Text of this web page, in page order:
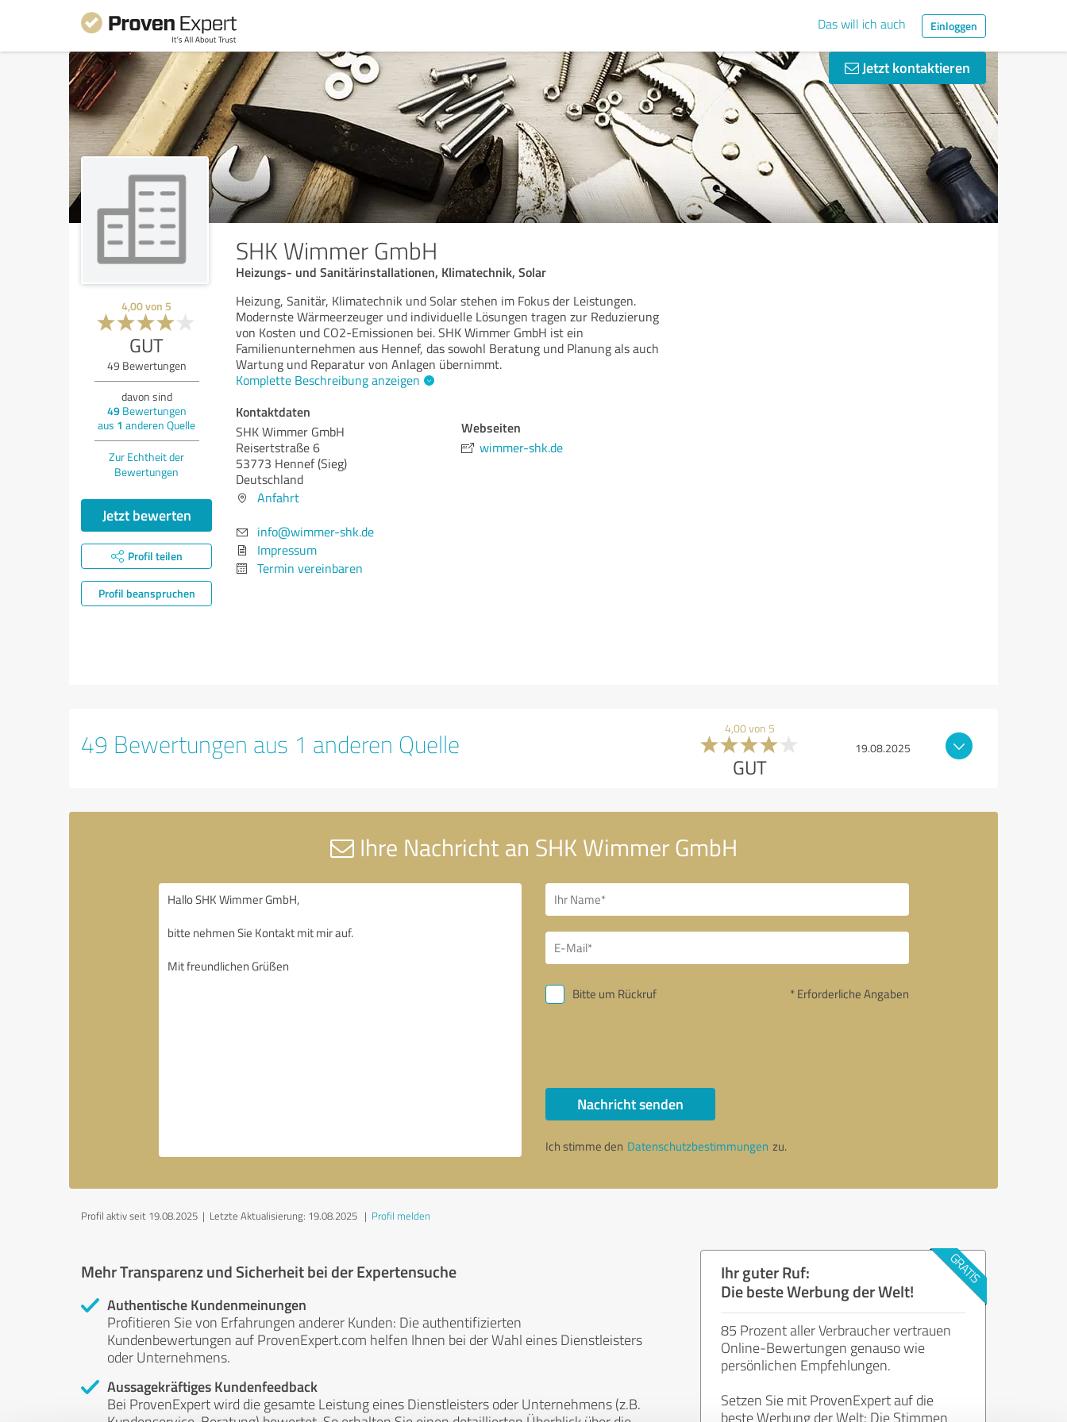
Das will ich auch Einloggen
Jetzt kontaktieren
SHK Wimmer GmbH
Heizungs- und Sanitärinstallationen, Klimatechnik, Solar
4,00von 5
GUT
49 Bewertungen
davon sind
49Bewertungen
aus 1 anderen Quelle
Zur Echtheit der
Bewertungen
Jetzt bewerten
Profil teilen
Profil beanspruchen
Heizung, Sanitär, Klimatechnik und Solar stehen im Fokus der Leistungen.
Modernste Wärmeerzeuger und individuelle Lösungen tragen zur Reduzierung
von Kosten und CO2-Emissionen bei. SHK Wimmer GmbH ist ein
Familienunternehmen aus Hennef, das sowohl Beratung und Planung als auch
Wartung und Reparatur von Anlagen übernimmt.
Komplette Beschreibung anzeigen
Kontaktdaten
SHK Wimmer GmbH
Reisertstraße 6
53773 Hennef (Sieg)
Deutschland
Anfahrt
info@wimmer-shk.de
Impressum
Termin vereinbaren
Webseiten
wimmer-shk.de
49 Bewertungen aus 1 anderen Quelle 4,00 von 5
GUT
19.08.2025
Ihre Nachricht an SHK Wimmer GmbH
Bitte um Rückruf * Erforderliche Angaben
Nachricht senden
Ich stimme den Datenschutzbestimmungen zu.
Profil aktiv seit 19.08.2025 | Letzte Aktualisierung: 19.08.2025 | Profil melden
Mehr Transparenz und Sicherheit bei der Expertensuche
Authentische Kundenmeinungen
Profitieren Sie von Erfahrungen anderer Kunden: Die authentifizierten
Kundenbewertungen auf ProvenExpert.com helfen Ihnen bei der Wahl eines Dienstleisters
oder Unternehmens.
Aussagekräftiges Kundenfeedback
Bei ProvenExpert wird die gesamte Leistung eines Dienstleisters oder Unternehmens (z.B.
Ihr guter Ruf:
Die beste Werbung der Welt!
85 Prozent aller Verbraucher vertrauen
Online-Bewertungen genauso wie
persönlichen Empfehlungen.
Setzen Sie mit ProvenExpert auf die
beste Werbung der Welt: Die Stimmen